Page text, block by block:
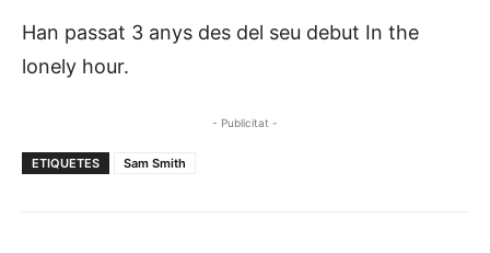
Han passat 3 anys des del seu debut In the
lonely hour.
- Publicitat -
ETIQUETES Sam Smith